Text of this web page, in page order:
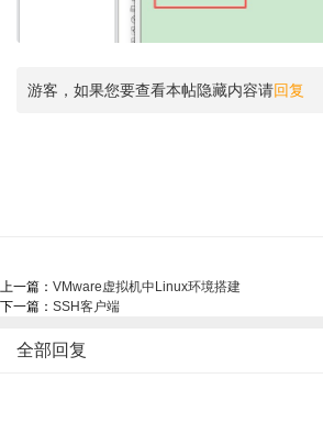
游客，如果您要查看本帖隐藏内容请回复
上一篇： VMware虚拟机中Linux环境搭建
下一篇： SSH客户端
全部回复